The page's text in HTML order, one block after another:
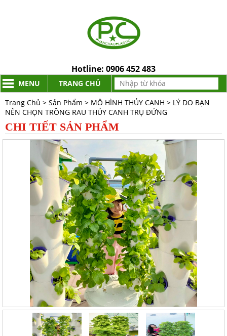
Hotline: 0906 452 483
MENU
TRANG CHỦ
Trang Chủ > Sản Phẩm > MÔ HÌNH THỦY CANH > LÝ DO BẠN
NÊN CHỌN TRỒNG RAU THỦY CANH TRỤ ĐỨNG
CHI TIẾT SẢN PHẨM